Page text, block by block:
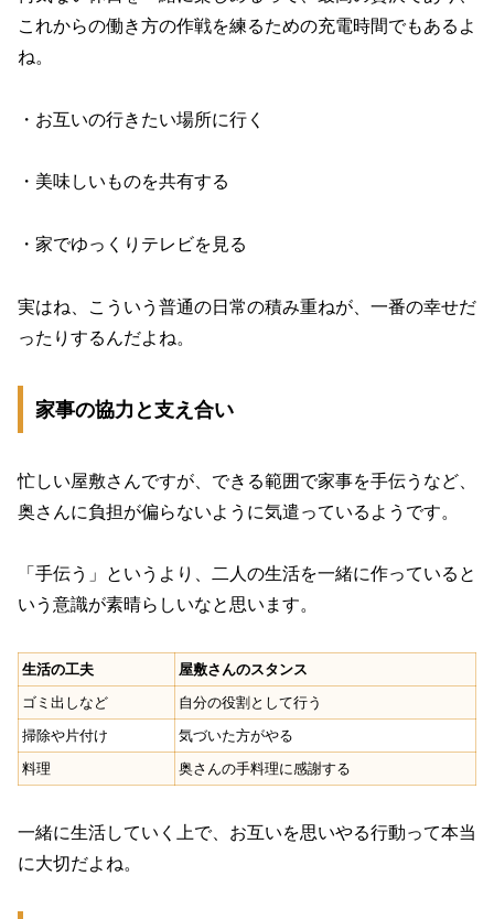
これからの働き方の作戦を練るための充電時間でもあるよ
ね。
・お互いの行きたい場所に行く
・美味しいものを共有する
・家でゆっくりテレビを見る
実はね、こういう普通の日常の積み重ねが、一番の幸せだ
ったりするんだよね。
家事の協力と支え合い
忙しい屋敷さんですが、できる範囲で家事を手伝うなど、
奥さんに負担が偏らないように気遣っているようです。
「手伝う」というより、二人の生活を一緒に作っていると
いう意識が素晴らしいなと思います。
生活の工夫
屋敷さんのスタンス
ゴミ出しなど
自分の役割として行う
掃除や片付け
気づいた方がやる
料理
奥さんの手料理に感謝する
一緒に生活していく上で、お互いを思いやる行動って本当
に大切だよね。